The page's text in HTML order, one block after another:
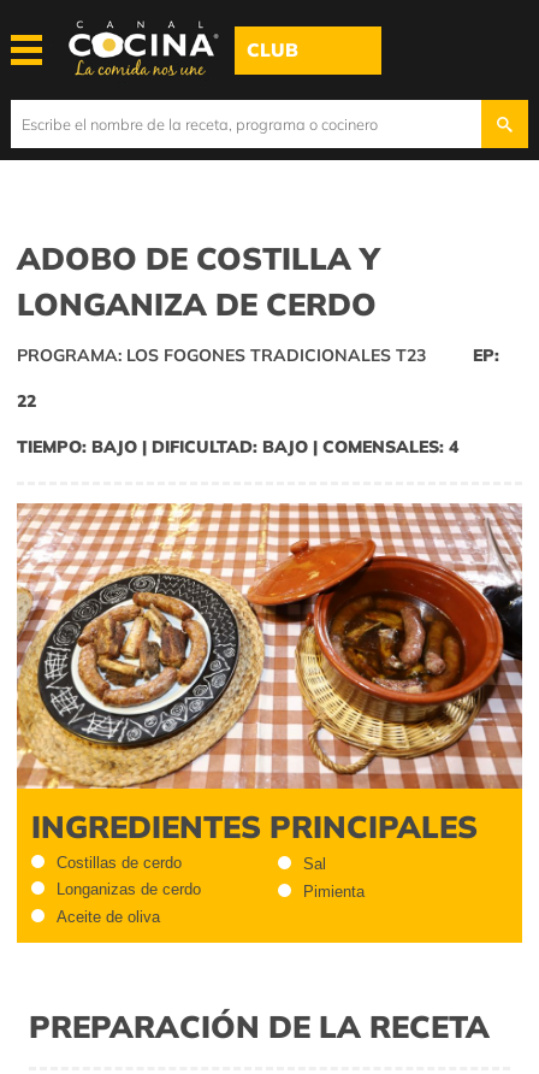
CLUB
ADOBO DE COSTILLA Y
LONGANIZA DE CERDO
PROGRAMA: LOS FOGONES TRADICIONALES T23 EP:
22
TIEMPO: BAJO | DIFICULTAD: BAJO | COMENSALES: 4
INGREDIENTES PRINCIPALES
Costillas de cerdo
Longanizas de cerdo
Aceite de oliva
Sal
Pimienta
PREPARACIÓN DE LA RECETA